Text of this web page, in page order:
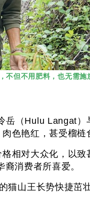
但不用肥料，也无需施
岳（Hulu Langat
肉色艳红，甚受
相对大众化，以
华裔消费者所喜爱
猫山王长势快捷茁